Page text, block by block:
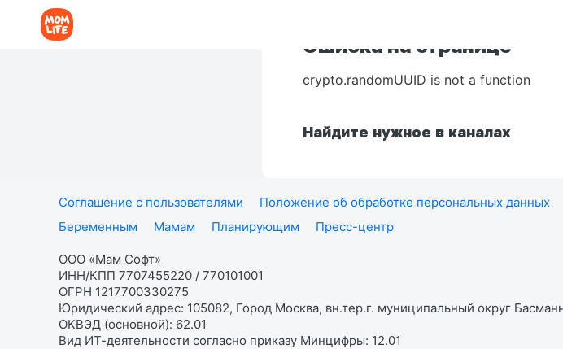
Ошибка на странице
crypto.randomUUID is not a function
Найдите нужное в каналах
Соглашение с пользователями Положение об обработке персональных данных
Беременным
Мамам Планирующим Пресс-центр
ООО «Мам Софт»
ИНН/КПП 7707455220 / 770101001
ОГРН 1217700330275
Юридический адрес: 105082, Город Москва, вн.тер.г. муниципальный округ
ОКВЭД (основной): 62.01
Вид ИТ-деятельности согласно приказу Минцифры: 12.01